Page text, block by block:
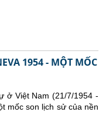
1954 - MỘT MỐC
ở Việt Nam (21/7/1954 -
mốc son lịch sử của nền